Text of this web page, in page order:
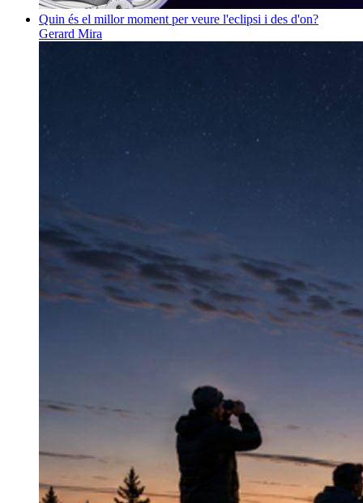
Quin és el millor moment per veure l'eclipsi i des d'on?
Gerard Mira